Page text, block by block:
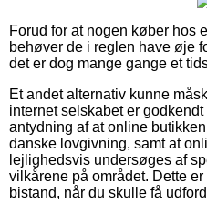
Forud for at nogen køber hos
behøver de i reglen have øje
det er dog mange gange et
Et andet alternativ kunne
internet selskabet er
antydning af at online
danske lovgivning, samt at
lejlighedsvis undersøges af
vilkårene på området. Dette
bistand, når du skulle få